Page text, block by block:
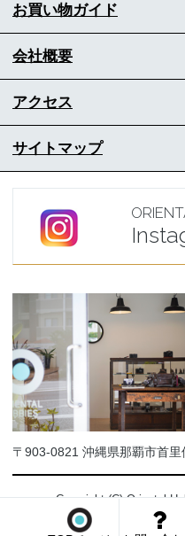
お買い物ガイド
会社概要
アクセス
サイトマップ
〒903-0821 沖縄県那覇市首
Copyright (C) Oriental-